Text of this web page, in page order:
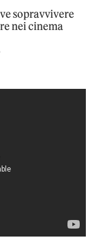
sopravvivere
nei cinema